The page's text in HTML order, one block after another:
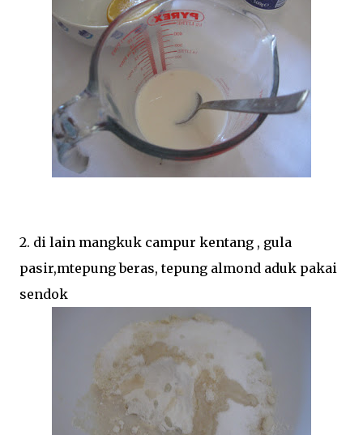
2. di lain mangkuk campur kentang , gula
pasir,mtepung beras, tepung almond aduk pakai
sendok